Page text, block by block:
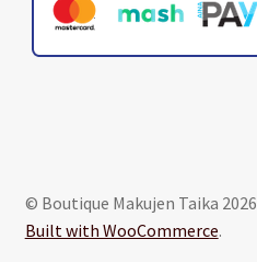
© Boutique Makujen Taika 2026
Built with WooCommerce.